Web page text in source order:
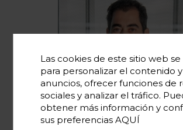
DANIEL CARRIAZO
MARTIN
Las cookies de este sitio web se
para personalizar el contenido
anuncios, ofrecer funciones de
sociales y analizar el tráfico.
obtener más información y
sus preferenciasAQUÍ